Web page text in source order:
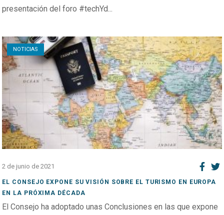
presentación del foro #techYd...
NOTICIAS
Open post
2 de junio de 2021
EL CONSEJO EXPONE SU VISIÓN SOBRE EL TURISMO EN EUROPA
EN LA PRÓXIMA DÉCADA
El Consejo ha adoptado unas Conclusiones en las que expone